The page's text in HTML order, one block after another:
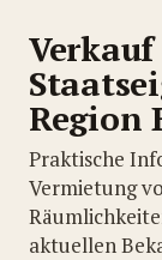
Region
Praktische
Vermietung
aktuellen